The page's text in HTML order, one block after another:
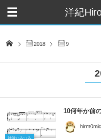
洋紀
2018 9
10何年か前